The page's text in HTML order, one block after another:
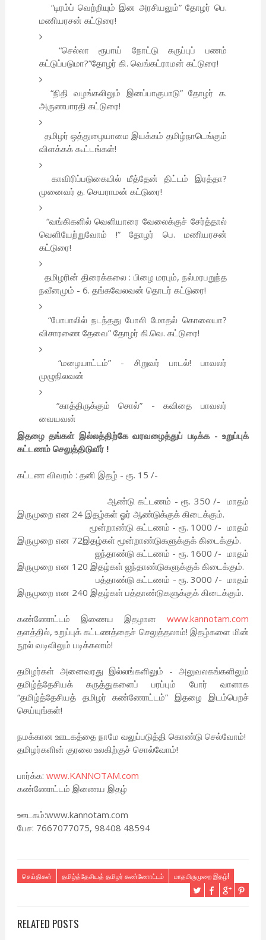
“டிரம்ப் வெற்றியும் இன அரசியலும்” தோழர் பெ.
மணியரசன் கட்டுரை!
“செல்லா ரூபாய் நோட்டு கருப்புப் பணம்
கட்டுப்படுமா?”தோழர் கி. வெங்கட்ராமன் கட்டுரை!
“நிதி வழங்கலிலும் இனப்பாகுபாடு” தோழர் க.
அருணபாரதி கட்டுரை!
தமிழர் ஒத்துழையாமை இயக்கம் தமிழ்நாடெங்கும்
விளக்கக் கூட்டங்கள்!
காவிரிப்படுகையில் மீத்தேன் திட்டம் இரத்தா?
முனைவர் த. செயராமன் கட்டுரை!
“வங்கிகளில் வெளியாரை வேலைக்குச் சேர்த்தால்
வெளியேற்றுவோம் !” தோழர் பெ. மணியரசன்
கட்டுரை!
தமிழரின் திரைக்கலை : பிழை மரபும், நல்மரபறுந்த
நவீனமும் - 6. தங்கவேலவன் தொடர் கட்டுரை!
“போபாலில் நடந்தது போலி மோதல் கொலையா?
விசாரணை தேவை” தோழர் கி.வெ. கட்டுரை!
“மழையாட்டம்” - சிறுவர் பாடல்! பாவலர்
முழுநிலவன்
“காத்திருக்கும் சொல்” - கவிதை பாவலர்
வையவன்
இதழை தங்கள் இல்லத்திற்கே வரவழைத்துப் படிக்க - உறுப்புக்
கட்டணம் செலுத்திடுவீர் !
கட்டண விவரம் : தனி இதழ் - ரூ. 15 /-
ஆண்டு கட்டணம் - ரூ. 350 /- மாதம்
இருமுறை என 24 இதழ்கள் ஓர் ஆண்டுக்குக் கிடைக்கும்.
மூன்றாண்டு கட்டணம் - ரூ. 1000 /- மாதம்
இருமுறை என 72இதழ்கள் மூன்றாண்டுகளுக்குக் கிடைக்கும்.
ஐந்தாண்டு கட்டணம் - ரூ. 1600 /- மாதம்
இருமுறை என 120 இதழ்கள் ஐந்தாண்டுகளுக்குக் கிடைக்கும்.
பத்தாண்டு கட்டணம் - ரூ. 3000 /- மாதம்
இருமுறை என 240 இதழ்கள் பத்தாண்டுகளுக்குக் கிடைக்கும்.
கண்ணோட்டம் இணைய இதழானwww.kannotam.com
தளத்தில், உறுப்புக் கட்டணத்தைச் செலுத்தலாம்! இதழ்களை மின்
நூல் வடிவிலும் படிக்கலாம்!
தமிழர்கள் அனைவரது இல்லங்களிலும் - அலுவலகங்களிலும்
தமிழ்த்தேசியக் கருத்துகளைப் பரப்பும் போர் வாளாக
“தமிழ்த்தேசியத் தமிழர் கண்ணோட்டம்” இதழை இடம்பெறச்
செய்யுங்கள்!
நமக்கான ஊடகத்தை நாமே வலுப்படுத்தி கொண்டு செல்வோம்!
தமிழர்களின் குரலை உலகிற்குச் சொல்வோம்!
பார்க்க: www.KANNOTAM.com
கண்ணோட்டம் இணைய இதழ்
ஊடகம்:www.kannotam.com
பேச: 7667077075, 98408 48594
செய்திகள் தமிழ்த்தேசியத் தமிழர் கண்ணோட்டம் மாதமிருமுறை இதழ்!
RELATED POSTS